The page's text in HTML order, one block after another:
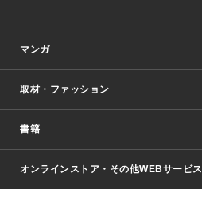
マンガ
少年マンガ
Vジャンプ
週刊ヤングジャンプ
少女マンガ
取材・ファッション
Seventeen
芸能・情報・スポーツ
書籍
文芸・文庫・総合
オンラインストア・その他WEBサービス